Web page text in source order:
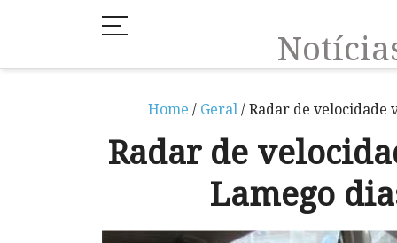
Home / Geral/ Radar de velocidade
Radar de
Lamego